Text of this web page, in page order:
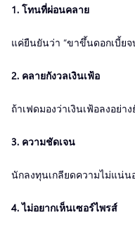
1. โทนที่ผ่อนคลาย
แค่ยืนยันว่า “ขาขึ้นดอกเบี้ยจ
2. คลายกังวลเงินเฟ้อ
ถ้าเฟดมองว่าเงินเฟ้อลงอย่า
3. ความชัดเจน
นักลงทุนเกลียดความไม่แน่น
4. ไม่อยากเห็นเซอร์ไพรส์